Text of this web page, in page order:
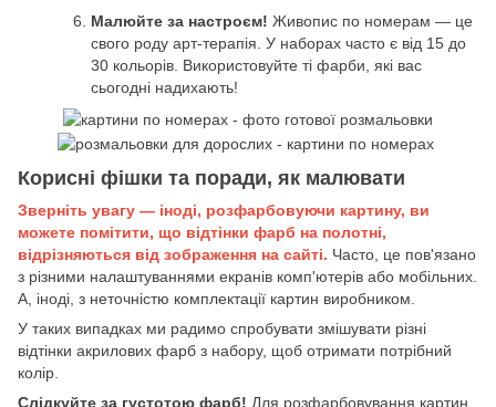
Малюйте за настроєм! Живопис по номерам — це
свого роду арт-терапія. У наборах часто є від 15 до
30 кольорів. Використовуйте ті фарби, які вас
сьогодні надихають!
Корисні фішки та поради, як малювати
Зверніть увагу — іноді, розфарбовуючи картину, ви
можете помітити, що відтінки фарб на полотні,
відрізняються від зображення на сайті. Часто, це пов'язано
з різними налаштуваннями екранів комп'ютерів або мобільних.
А, іноді, з неточністю комплектації картин виробником.
У таких випадках ми радимо спробувати змішувати різні
відтінки акрилових фарб з набору, щоб отримати потрібний
колір.
Слідкуйте за густотою фарб! Для розфарбовування картин